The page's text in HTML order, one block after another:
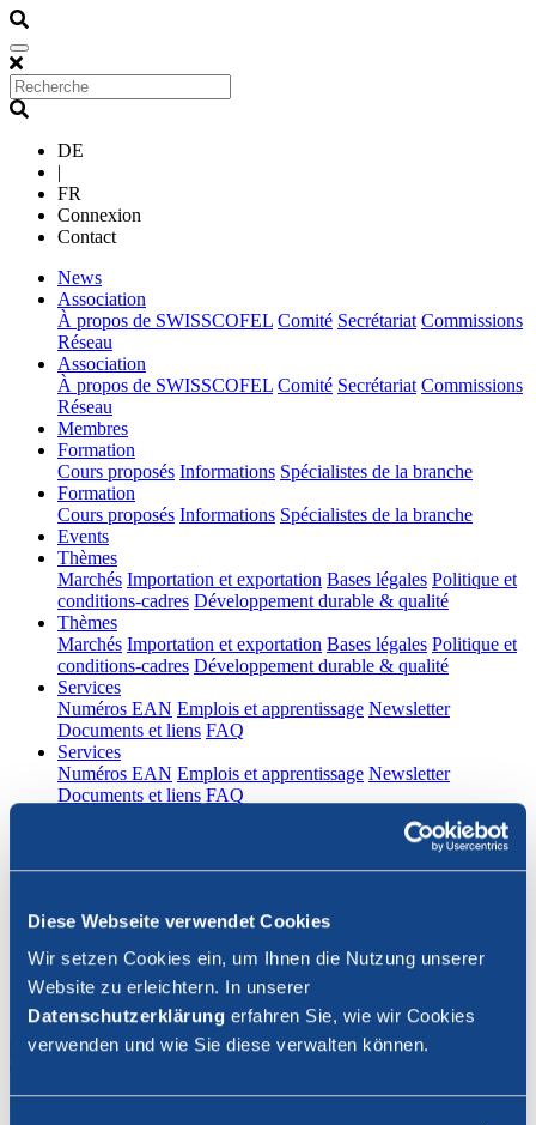
Diese Webseite verwendet Cookies
Wir setzen Cookies ein, um Ihnen die Nutzung unserer
Website zu erleichtern. In unserer
Datenschutzerklärung erfahren Sie, wie wir Cookies
verwenden und wie Sie diese verwalten können.
DE
|
FR
Connexion
Contact
News(current)
Association
À propos de SWISSCOFEL Comité Secrétariat Commissions
Réseau
Association
À propos de SWISSCOFEL Comité Secrétariat Commissions
Réseau
Membres(current)
Formation
Cours proposés Informations Spécialistes de la branche
Formation
Cours proposés Informations Spécialistes de la branche
Events(current)
Thèmes(current)
Marchés Importation et exportation Bases légales Politique et
conditions-cadres Développement durable & qualité
Thèmes(current)
Marchés Importation et exportation Bases légales Politique et
conditions-cadres Développement durable & qualité
Services(current)
Numéros EAN Emplois et apprentissage Newsletter
Documents et liens FAQ
Services(current)
Numéros EAN Emplois et apprentissage Newsletter
Documents et liens FAQ
FR
Connexion
Fermer la recherche